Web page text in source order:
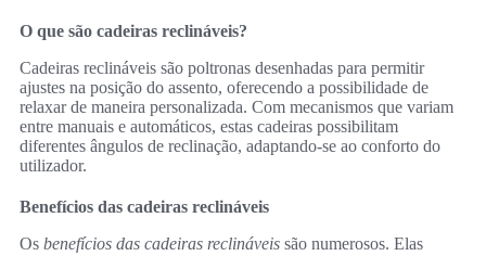
O que são cadeiras reclináveis?
Cadeiras reclináveis são poltronas desenhadas para permitir
ajustes na posição do assento, oferecendo a possibilidade de
relaxar de maneira personalizada. Com mecanismos que variam
entre manuais e automáticos, estas cadeiras possibilitam
diferentes ângulos de reclinação, adaptando-se ao conforto do
utilizador.
Benefícios das cadeiras reclináveis
Os benefícios das cadeiras reclináveis são numerosos. Elas